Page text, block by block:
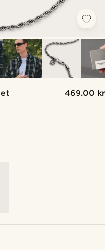
469.00 kr